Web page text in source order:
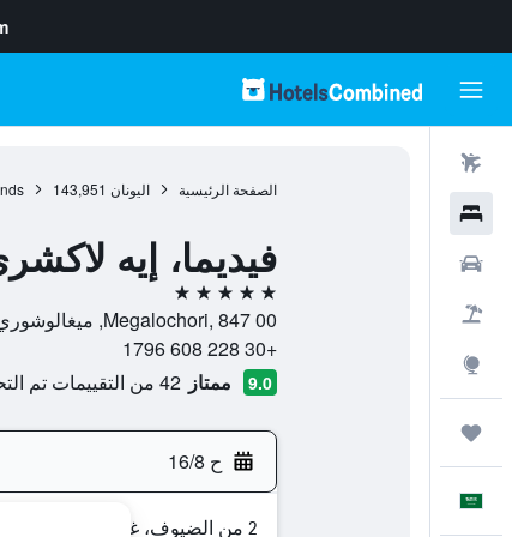
الصفحة الرئيسية اليونان 143,951
فيديما، إيه
5 نجوم
Megalochori, 847 00, ميغالوشوري, سانتوريني, اليونان
+30 228 608 1796
9.0 ممتاز 42 من التقييمات تم التحقق منها
ح 16/8
2 من الضيوف، غرفة واحدة